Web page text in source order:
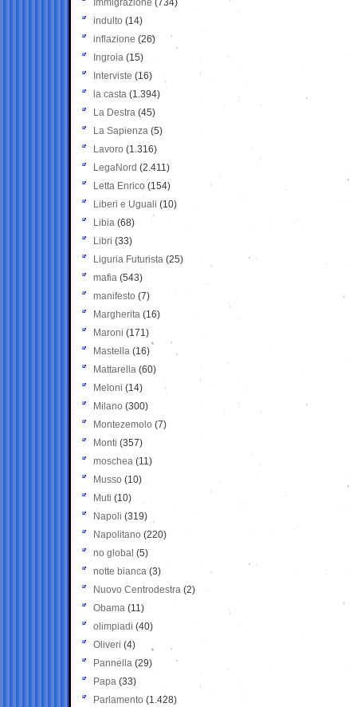
Immigrazione (734)
indulto (14)
inflazione (26)
Ingroia (15)
Interviste (16)
la casta (1.394)
La Destra (45)
La Sapienza (5)
Lavoro (1.316)
LegaNord (2.411)
Letta Enrico (154)
Liberi e Uguali (10)
Libia (68)
Libri (33)
Liguria Futurista (25)
mafia (543)
manifesto (7)
Margherita (16)
Maroni (171)
Mastella (16)
Mattarella (60)
Meloni (14)
Milano (300)
Montezemolo (7)
Monti (357)
moschea (11)
Musso (10)
Muti (10)
Napoli (319)
Napolitano (220)
no global (5)
notte bianca (3)
Nuovo Centrodestra (2)
Obama (11)
olimpiadi (40)
Oliveri (4)
Pannella (29)
Papa (33)
Parlamento (1.428)